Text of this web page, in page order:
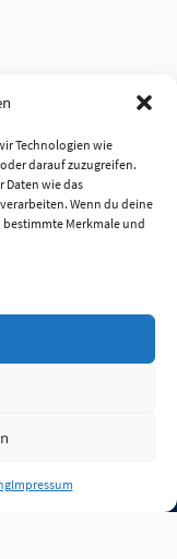
Technologien wie
darauf zuzugreifen.
Daten wie das
Wenn du deine
Merkmale und
Impressum